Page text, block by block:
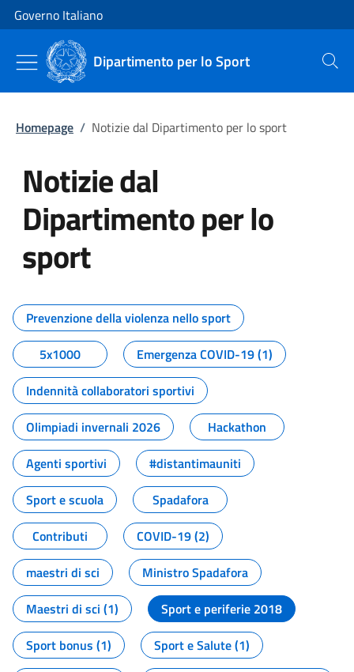
Vai al contenuto
Vai alla navigazione del sito
Governo Italiano
Dipartimento per lo Sport Cerca
Homepage / Notizie dal Dipartimento per lo sport
Notizie dal
Dipartimento per lo
sport
Tutti i contenuti della pagina
Prevenzione della violenza nello sport
5x1000
Emergenza COVID-19 (1)
Indennità collaboratori sportivi
Olimpiadi invernali 2026
Hackathon
Agenti sportivi
#distantimauniti
Sport e scuola
Spadafora
Contributi
COVID-19 (2)
maestri di sci
Ministro Spadafora
Maestri di sci (1)
Sport e periferie 2018
Sport bonus (1)
Sport e Salute (1)